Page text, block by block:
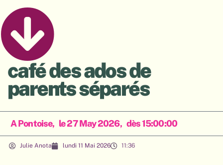
café des ados de
parents séparés
A Pontoise, le 27 May 2026, dès 15:00:00
Julie Anota lundi 11 Mai 2026 11:36